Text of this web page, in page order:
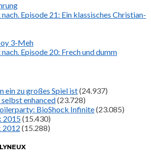
Episode 21: Ein klassisches Christian-
3-Meh
Episode 20: Frech und dumm
ein zu großes Spiel ist(24.937)
selbst enhanced(23.728)
BioShock Infinite(23.085)
2015(15.430)
2012 (15.288)